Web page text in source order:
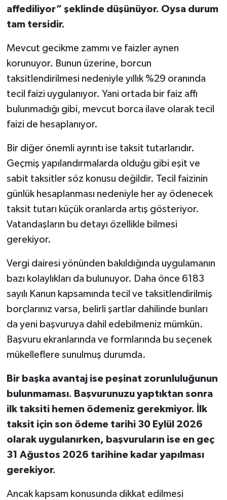
affediliyor” şeklinde düşünüyor. Oysa durum
tam tersidir.
Mevcut gecikme zammı ve faizler aynen
korunuyor. Bunun üzerine, borcun
taksitlendirilmesi nedeniyle yıllık %29 oranında
tecil faizi uygulanıyor. Yani ortada bir faiz affı
bulunmadığı gibi, mevcut borca ilave olarak tecil
faizi de hesaplanıyor.
Bir diğer önemli ayrıntı ise taksit tutarlarıdır.
Geçmiş yapılandırmalarda olduğu gibi eşit ve
sabit taksitler söz konusu değildir. Tecil faizinin
günlük hesaplanması nedeniyle her ay ödenecek
taksit tutarı küçük oranlarda artış gösteriyor.
Vatandaşların bu detayı özellikle bilmesi
gerekiyor.
Vergi dairesi yönünden bakıldığında uygulamanın
bazı kolaylıkları da bulunuyor. Daha önce 6183
sayılı Kanun kapsamında tecil ve taksitlendirilmiş
borçlarınız varsa, belirli şartlar dahilinde bunları
da yeni başvuruya dahil edebilmeniz mümkün.
Başvuru ekranlarında ve formlarında bu seçenek
mükelleflere sunulmuş durumda.
Bir başka avantaj ise peşinat zorunluluğunun
bulunmaması. Başvurunuzu yaptıktan sonra
ilk taksiti hemen ödemeniz gerekmiyor. İlk
taksit için son ödeme tarihi 30 Eylül 2026
olarak uygulanırken, başvuruların ise en geç
31 Ağustos 2026 tarihine kadar yapılması
gerekiyor.
Ancak kapsam konusunda dikkat edilmesi